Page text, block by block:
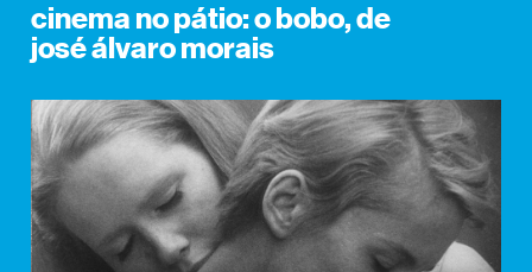
cinema no pátio: o bobo, de
josé álvaro morais